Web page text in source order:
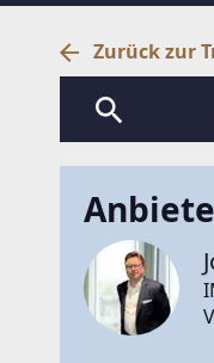
Zurück zur